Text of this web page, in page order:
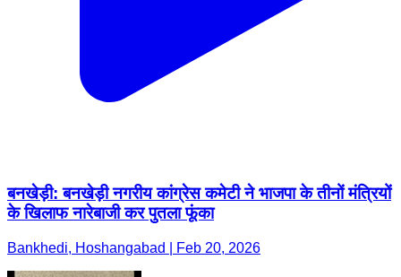
बनखेड़ी: बनखेड़ी नगरीय कांग्रेस कमेटी ने भाजपा के तीनों मंत्रियों
के खिलाफ नारेबाजी कर पुतला फूंका
Bankhedi, Hoshangabad | Feb 20, 2026